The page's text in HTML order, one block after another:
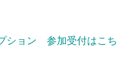
ション 参加受付はこち